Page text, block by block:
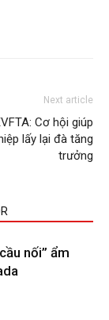
Next article
Cơ hội giúp
lấy lại đà tăng
trưởng
nối” ẩm